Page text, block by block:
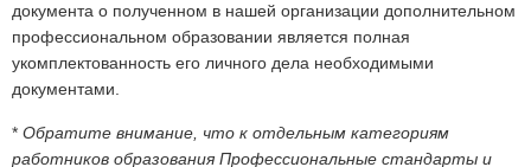
документа о полученном в нашей организации дополнительном
профессиональном образовании является полная
укомплектованность его личного дела необходимыми
документами.
* Обратите внимание, что к отдельным категориям
работников образования Профессиональные стандарты и